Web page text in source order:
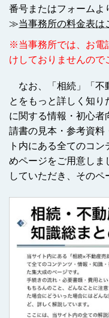
番号またはフォームよ
≫当事務所の料金表は
※当事務所では、お電
けしておりませんので
なお、「相続」「不
とをもっと詳しく知
に関する情報・初心者
請書の見本・参考資料
ト内にある全てのコ
めページをご用意しま
していただき、そのペ